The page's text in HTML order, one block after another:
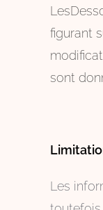
figurant
sont
Les